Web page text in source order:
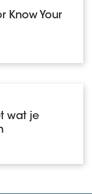
Know Your
wat je